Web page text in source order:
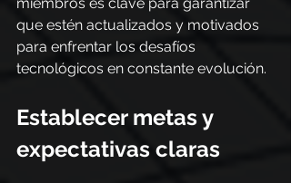
que estén actualizados y motivados
para enfrentar los desafíos
tecnológicos en constante evolución.
Establecer metas y
expectativas claras